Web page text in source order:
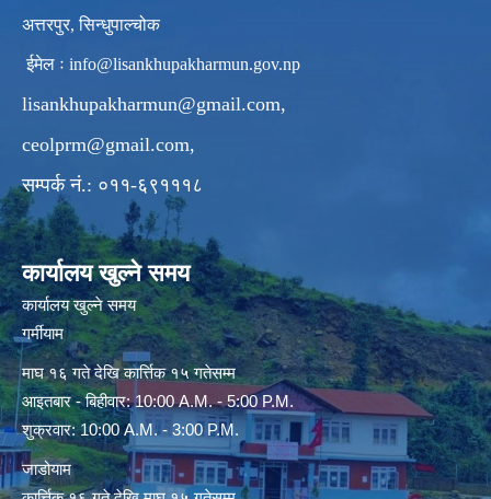
अत्तरपुर, सिन्धुपाल्चोक
ईमेल ः info@lisankhupakharmun.gov.np
lisankhupakharmun@gmail.com,
ceolprm@gmail.com,
सम्पर्क नं.: ०११-६९१११८
कार्यालय खुल्ने समय
कार्यालय खुल्ने समय
गर्मीयाम
माघ १६ गते देखि कार्त्तिक १५ गतेसम्म
आइतबार - बिहीवार: 10:00 A.M. - 5:00 P.M.
शुक्रवार: 10:00 A.M. - 3:00 P.M.
जाडोयाम